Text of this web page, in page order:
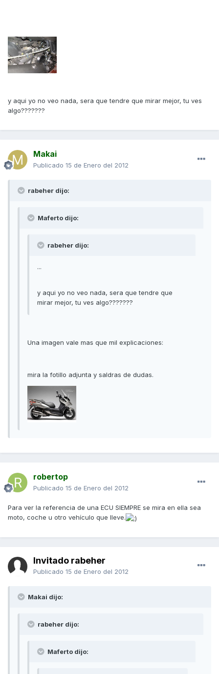
y aqui yo no veo nada, sera que tendre que mirar mejor, tu ves
algo???????
Makai
Publicado 15 de Enero del 2012
rabeher dijo:
Maferto dijo:
rabeher dijo:
...
y aqui yo no veo nada, sera que tendre que
mirar mejor, tu ves algo???????
Una imagen vale mas que mil explicaciones:
mira la fotillo adjunta y saldras de dudas.
robertop
Publicado 15 de Enero del 2012
Para ver la referencia de una ECU SIEMPRE se mira en ella sea
moto, coche u otro vehículo que lleve.
Invitado rabeher
Publicado 15 de Enero del 2012
Makai dijo:
rabeher dijo:
Maferto dijo: